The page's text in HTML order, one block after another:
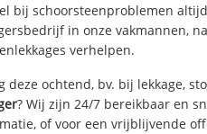
bij schoorsteenproblemen
in onze vakmannen,
verhelpen.
deze ochtend, bv. bij lekkage,
? Wij zijn 24/7 bereikbaar en
of voor een vrijblijvende